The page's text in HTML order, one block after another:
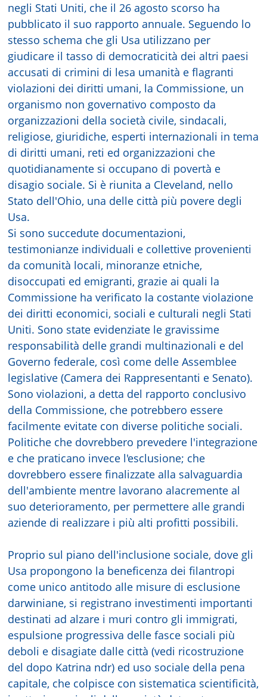
negli Stati Uniti, che il 26 agosto scorso ha
pubblicato il suo rapporto annuale. Seguendo lo
stesso schema che gli Usa utilizzano per
giudicare il tasso di democraticità dei altri paesi
accusati di crimini di lesa umanità e flagranti
violazioni dei diritti umani, la Commissione, un
organismo non governativo composto da
organizzazioni della società civile, sindacali,
religiose, giuridiche, esperti internazionali in tema
di diritti umani, reti ed organizzazioni che
quotidianamente si occupano di povertà e
disagio sociale. Si è riunita a Cleveland, nello
Stato dell'Ohio, una delle città più povere degli
Usa.
Si sono succedute documentazioni,
testimonianze individuali e collettive provenienti
da comunità locali, minoranze etniche,
disoccupati ed emigranti, grazie ai quali la
Commissione ha verificato la costante violazione
dei diritti economici, sociali e culturali negli Stati
Uniti. Sono state evidenziate le gravissime
responsabilità delle grandi multinazionali e del
Governo federale, così come delle Assemblee
legislative (Camera dei Rappresentanti e Senato).
Sono violazioni, a detta del rapporto conclusivo
della Commissione, che potrebbero essere
facilmente evitate con diverse politiche sociali.
Politiche che dovrebbero prevedere l'integrazione
e che praticano invece l'esclusione; che
dovrebbero essere finalizzate alla salvaguardia
dell'ambiente mentre lavorano alacremente al
suo deterioramento, per permettere alle grandi
aziende di realizzare i più alti profitti possibili.
Proprio sul piano dell'inclusione sociale, dove gli
Usa propongono la beneficenza dei filantropi
come unico antitodo alle misure di esclusione
darwiniane, si registrano investimenti importanti
destinati ad alzare i muri contro gli immigrati,
espulsione progressiva delle fasce sociali più
deboli e disagiate dalle città (vedi ricostruzione
del dopo Katrina ndr) ed uso sociale della pena
capitale, che colpisce con sistematica scientificità,